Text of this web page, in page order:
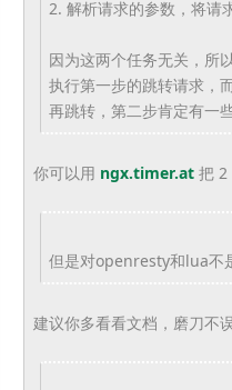
2. 解析请求的参数，将请
因为这两个任务无关，所
执行第一步的跳转请求，
再跳转， 第二步肯定有一
你可以用 ngx.timer.at把 2
但是对openresty和lua不
建议你多看看文档，磨刀不